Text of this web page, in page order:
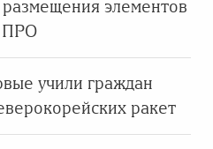
размещения элементов
ПРО
учили граждан
ракет